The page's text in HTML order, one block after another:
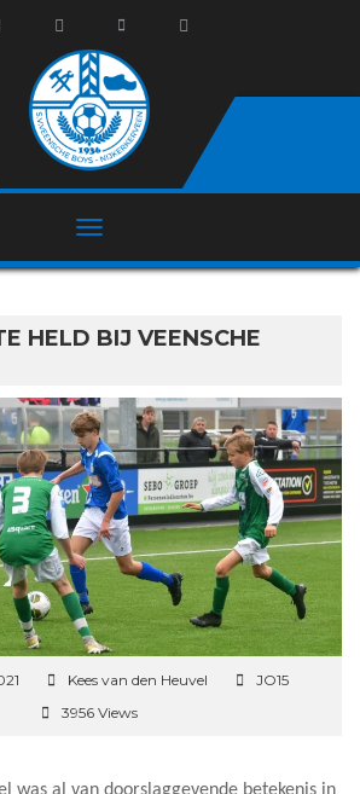
HELD BIJ VEENSCHE
Kees van den Heuvel
JO15
3956 Views